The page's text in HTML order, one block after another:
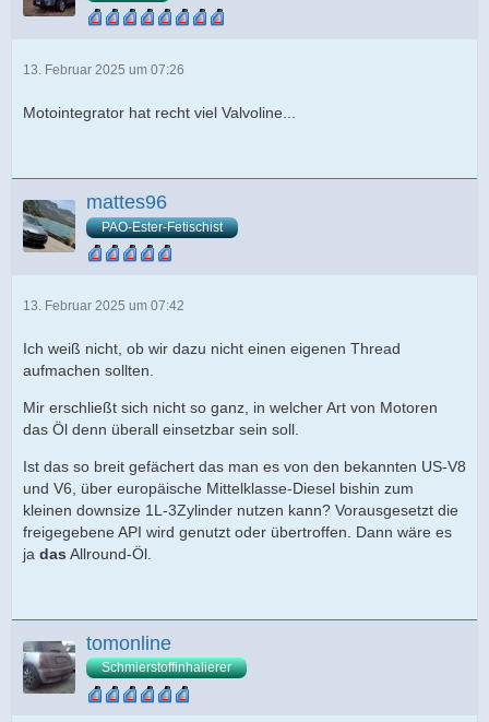
13. Februar 2025 um 07:26
Motointegrator hat recht viel Valvoline...
mattes96
PAO-Ester-Fetischist
13. Februar 2025 um 07:42
Ich weiß nicht, ob wir dazu nicht einen eigenen Thread
aufmachen sollten.
Mir erschließt sich nicht so ganz, in welcher Art von Motoren
das Öl denn überall einsetzbar sein soll.
Ist das so breit gefächert das man es von den bekannten US-V8
und V6, über europäische Mittelklasse-Diesel bishin zum
kleinen downsize 1L-3Zylinder nutzen kann? Vorausgesetzt die
freigegebene API wird genutzt oder übertroffen. Dann wäre es
ja das Allround-Öl.
tomonline
Schmierstoffinhalierer